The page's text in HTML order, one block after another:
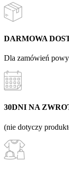
DARMOWA
Dla zamówień
30DNI NA
(nie dotyczy